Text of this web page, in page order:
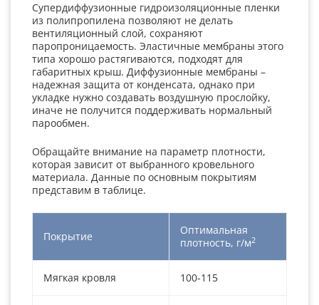
Супердиффузионные гидроизоляционные пленки
из полипропилена позволяют не делать
вентиляционный слой, сохраняют
паропроницаемость. Эластичные мембраны этого
типа хорошо растягиваются, подходят для
габаритных крыш. Диффузионные мембраны –
надежная защита от конденсата, однако при
укладке нужно создавать воздушную прослойку,
иначе не получится поддерживать нормальный
парообмен.
Обращайте внимание на параметр плотности,
которая зависит от выбранного кровельного
материала. Данные по основным покрытиям
представим в таблице.
Покрытие
Оптимальная
плотность, г/м2
Мягкая кровля 100-115